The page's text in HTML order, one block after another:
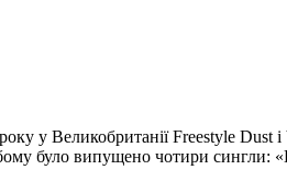
у Великобританії Freestyle Dust і
було випущено чотири